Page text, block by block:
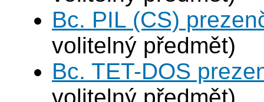
Bc. PIL (CS)
volitelný předmět)
Bc. TET-DOS